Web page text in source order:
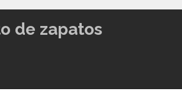
de zapatos